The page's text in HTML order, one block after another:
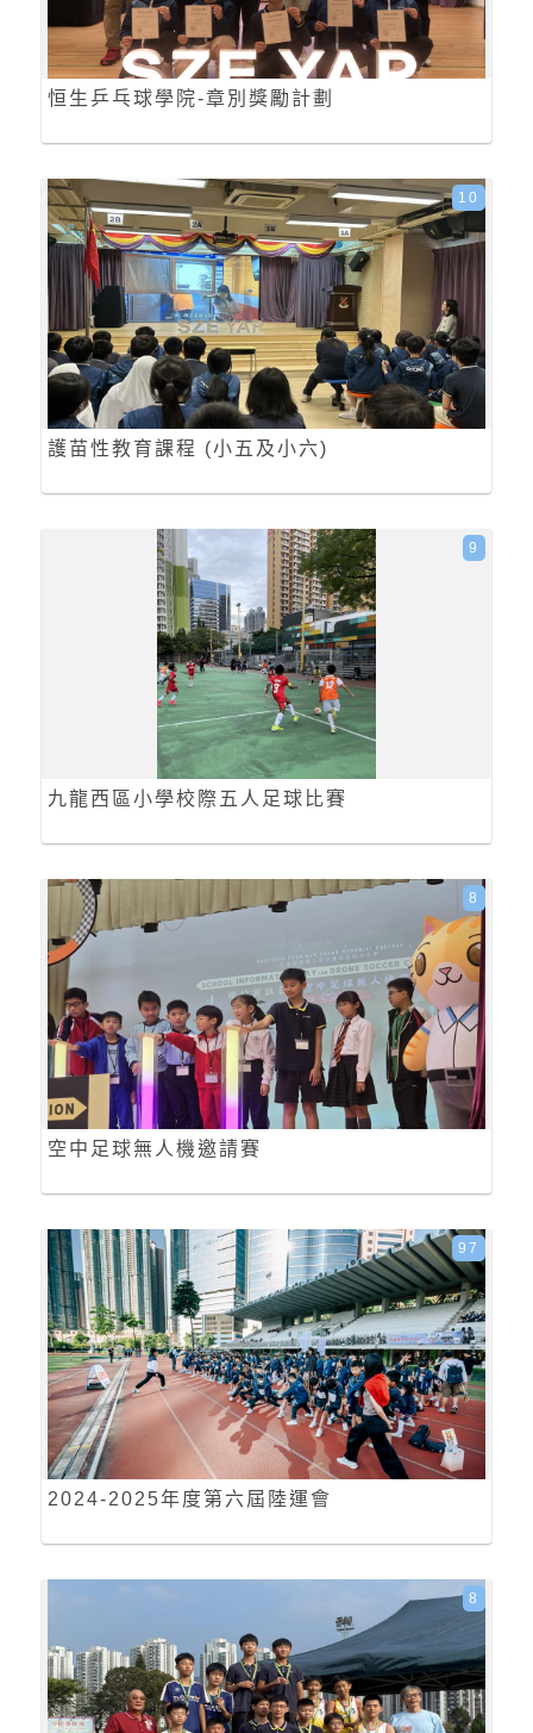
恒生乒乓球學院-章別獎勵計劃
護苗性教育課程 (小五及小六)
10
九龍西區小學校際五人足球比賽
9
空中足球無人機邀請賽
8
2024-2025年度第六屆陸運會
97
8